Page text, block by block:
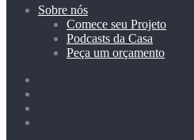
Sobre nós
Comece seu Projeto
Podcasts da Casa
Peça um orçamento